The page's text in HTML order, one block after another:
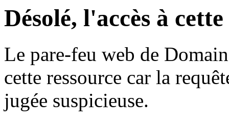
Désolé, l'accès à
Le pare-feu web de
cette ressource car la
jugée suspicieuse.